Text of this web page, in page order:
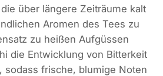
über längere Zeiträume kalt
Aromen des Tees zu
zu heißen Aufgüssen
die Entwicklung von Bitterkeit
sodass frische, blumige Noten